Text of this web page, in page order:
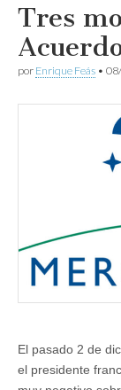
Tres
por Enrique Feás •
El pasado 2 de
el presidente